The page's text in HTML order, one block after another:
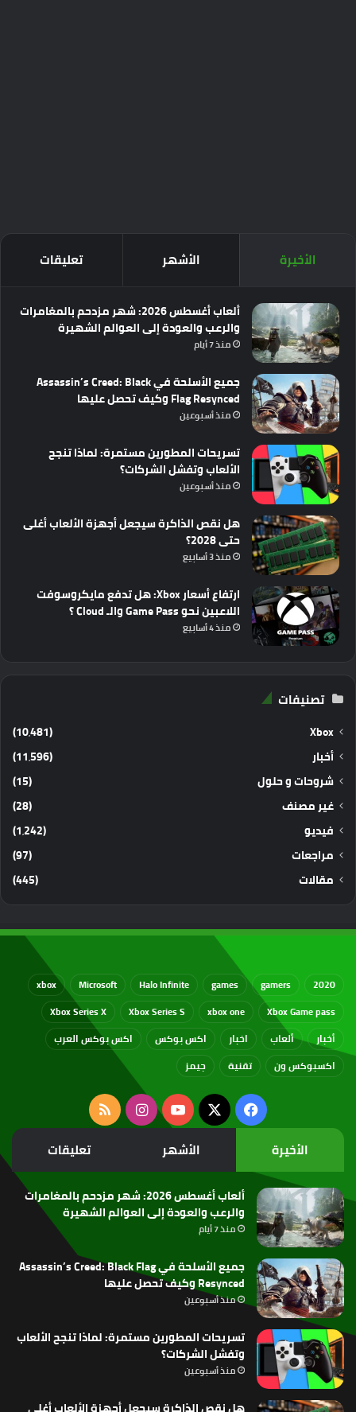
الأخيرة الأشهر تعليقات
ألعاب أغسطس 2026: شهر مزدحم بالمغامرات
والرعب والعودة إلى العوالم الشهيرة
منذ 7 أيام
جميع الأسلحة في Assassin’s Creed: Black
Flag Resynced وكيف تحصل عليها
منذ أسبوعين
تسريحات المطورين مستمرة: لماذا تنجح
الألعاب وتفشل الشركات؟
منذ أسبوعين
هل نقص الذاكرة سيجعل أجهزة الألعاب أغلى
حتى 2028؟
منذ 3 أسابيع
ارتفاع أسعار Xbox: هل تدفع مايكروسوفت
اللاعبين نحو Game Pass والـ Cloud ؟
منذ 4 أسابيع
تصنيفات
Xbox
(10٬481)
أخبار
(11٬596)
شروحات و حلول
(15)
غير مصنف
(28)
فيديو
(1٬242)
مراجعات
(97)
مقالات
(445)
2020
gamers
games
Halo Infinite
Microsoft
xbox
Xbox Game pass
xbox one
Xbox Series S
Xbox Series X
أخبار
ألعاب اخبار اكس بوكس
اكس بوكس العرب
اكسبوكس ون
تقنية جيمز
فيسبوك
‫X
‫YouTubeانستقرامملخص
الموقع
RSS
الأخيرة الأشهر تعليقات
ألعاب أغسطس 2026: شهر مزدحم بالمغامرات
والرعب والعودة إلى العوالم الشهيرة
منذ 7 أيام
جميع الأسلحة في Assassin’s Creed: Black Flag
Resynced وكيف تحصل عليها
منذ أسبوعين
تسريحات المطورين مستمرة: لماذا تنجح الألعاب
وتفشل الشركات؟
منذ أسبوعين